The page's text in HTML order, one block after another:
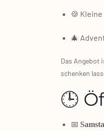
🍪
🎄
Das Ange­bot
schen­ken
🕒
📅